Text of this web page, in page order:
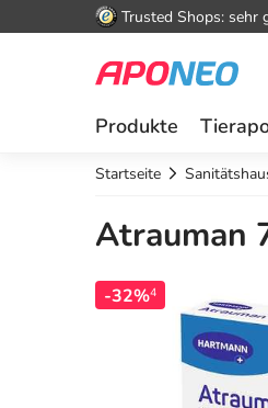
Trusted Shops: sehr
Produkte
Startseite
Atrauman
-32%4